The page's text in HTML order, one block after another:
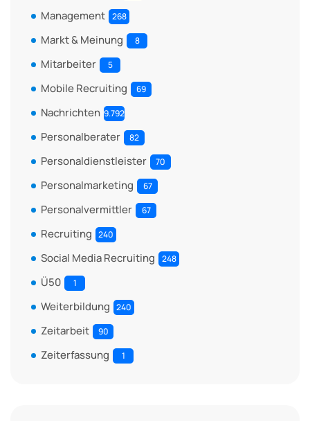
Management 268
Markt & Meinung 8
Mitarbeiter 5
Mobile Recruiting 69
Nachrichten 9.792
Personalberater 82
Personaldienstleister 70
Personalmarketing 67
Personalvermittler 67
Recruiting 240
Social Media Recruiting 248
Ü50 1
Weiterbildung 240
Zeitarbeit 90
Zeiterfassung 1